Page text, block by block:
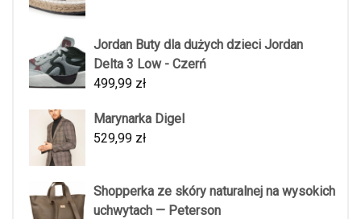
Jordan Buty dla dużych dzieci Jordan
Delta 3 Low - Czerń
499,99 zł
Marynarka Digel
529,99 zł
Shopperka ze skóry naturalnej na wysokich
uchwytach — Peterson